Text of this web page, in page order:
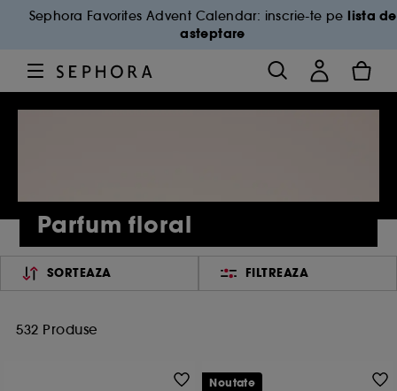
Sephora Favorites Advent Calendar: inscrie-te pe lista de
asteptare
Parfum floral
SORTEAZA FILTREAZA
532 Produse
Noutate